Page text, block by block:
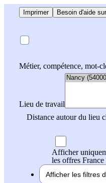
Imprimer Besoin d'aide
Métier, compétence, mot-
Lieu de travail
Distance autour du lieu
Afficher
les offres
Afficher les filtres